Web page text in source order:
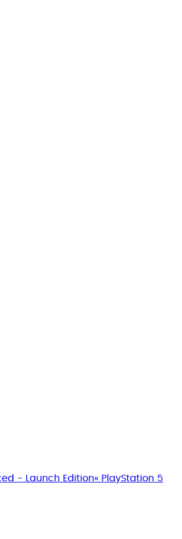
- Launch Edition« PlayStation 5